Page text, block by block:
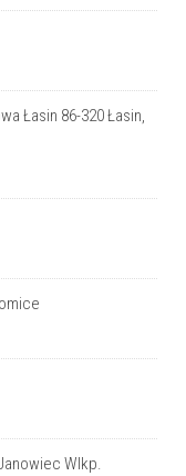
Łasin 86-320 Łasin,
Wlkp.